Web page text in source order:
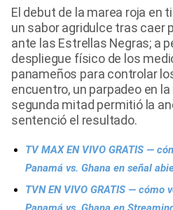
Vida Laboral
Tendencias Mix
El debut de la marea roja en
un sabor agridulce tras caer
ante las Estrellas Negras; a
despliegue físico de los
panameños para controlar
encuentro, un parpadeo en
segunda mitad permitió la
sentenció el resultado.
TV MAX EN VIVO GRATIS —
Panamá vs. Ghana en señal
TVN EN VIVO GRATIS — cómo